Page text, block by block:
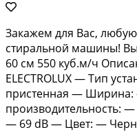
Зaкaжем для Вac,
cтирaльной машины!
60 cм 550 куб.м/ч
ELЕCТRОLUХ — Тип
пpиcтеннaя —
производитeльность:
— 69 dB — Цвет: —